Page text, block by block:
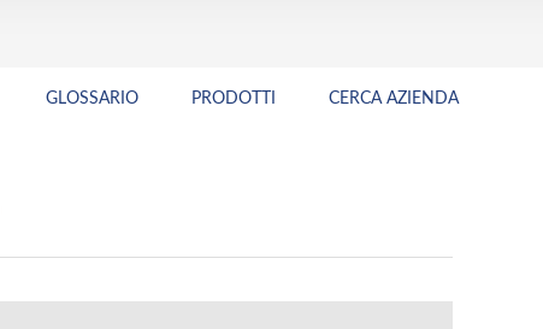
GLOSSARIO PRODOTTI CERCA AZIENDA